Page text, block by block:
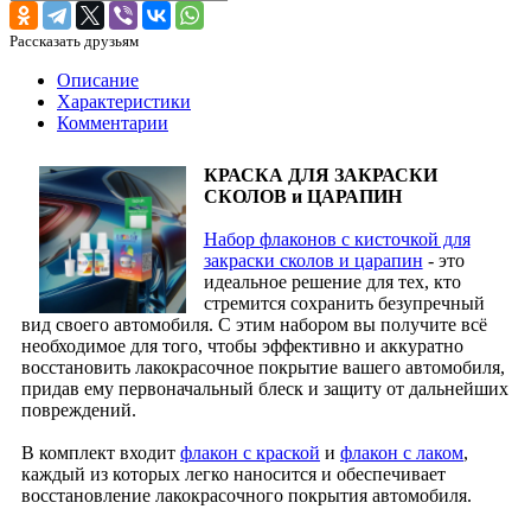
Рассказать друзьям
Описание
Характеристики
Комментарии
КРАСКА ДЛЯ ЗАКРАСКИ
СКОЛОВ и ЦАРАПИН
Набор флаконов с кисточкой для
закраски сколов и царапин - это
идеальное решение для тех, кто
стремится сохранить безупречный
вид своего автомобиля. С этим набором вы получите всё
необходимое для того, чтобы эффективно и аккуратно
восстановить лакокрасочное покрытие вашего автомобиля,
придав ему первоначальный блеск и защиту от дальнейших
повреждений.
В комплект входит флакон с краской и флакон с лаком,
каждый из которых легко наносится и обеспечивает
восстановление лакокрасочного покрытия автомобиля.